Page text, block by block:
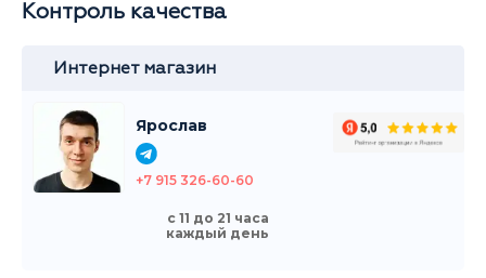
Контроль качества
Интернет магазин
Ярослав
+7 915 326-60-60
с 11 до 21 часа
каждый день